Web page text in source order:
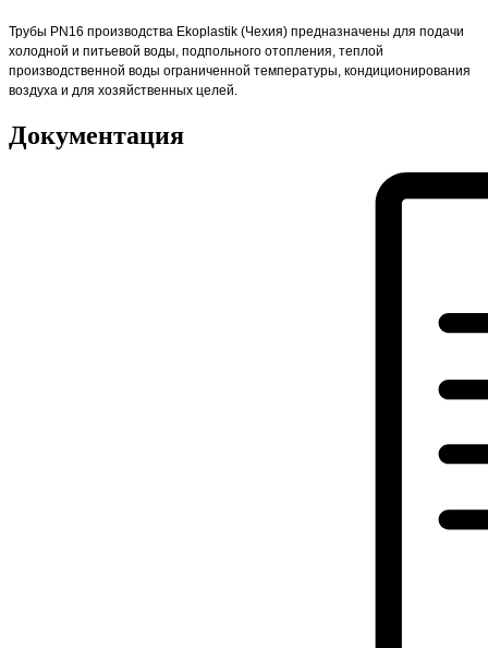
Трубы PN16 производства Ekoplastik (Чехия) предназначены для подачи
холодной и питьевой воды, подпольного отопления, теплой
производственной воды ограниченной температуры, кондиционирования
воздуха и для хозяйственных целей.
Документация